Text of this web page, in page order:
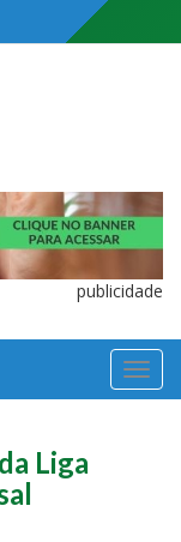
publicidade
Liga